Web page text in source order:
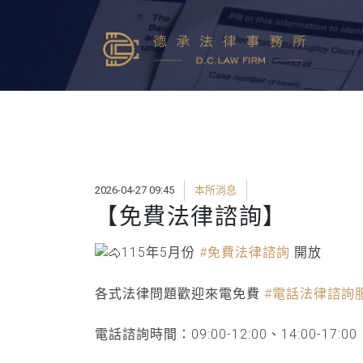
2026-04-27 09:45 本所消息
【免費法律諮詢】
115年5月份 #免費法律諮詢 開放
各式法律問題歡迎來電免費 #電話法律諮詢
電話諮詢時間：09:00-12:00、14:00-17:00